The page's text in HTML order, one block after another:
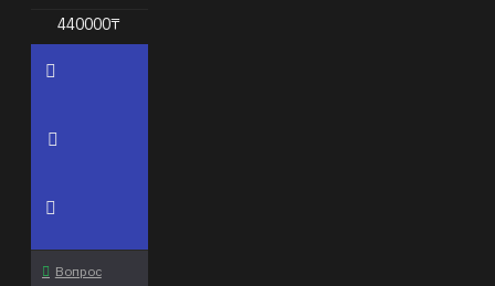
440000₸
Вопрос